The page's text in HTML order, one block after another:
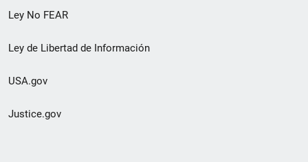
página
Ley No FEAR
Ley de Libertad de Información
USA.gov
Justice.gov